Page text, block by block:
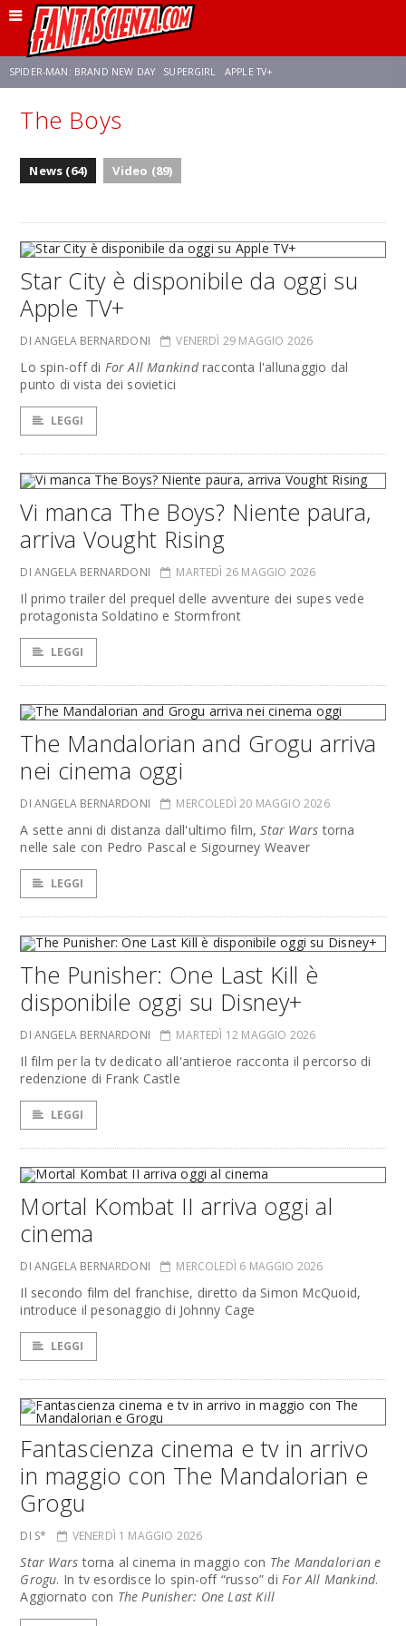
SPIDER-MAN: BRAND NEW DAY SUPERGIRL APPLE TV+
FRANCO RICCIARDIELLO
The Boys
News (64) Video (89)
Star City è disponibile da oggi su
Apple TV+
DI ANGELA BERNARDONI VENERDÌ 29 MAGGIO 2026
Lo spin-off di For All Mankindracconta l'allunaggio dal
punto di vista dei sovietici
LEGGI
Vi manca The Boys? Niente paura,
arriva Vought Rising
DI ANGELA BERNARDONI MARTEDÌ 26 MAGGIO 2026
Il primo trailer del prequel delle avventure dei supes vede
protagonista Soldatino e Stormfront
LEGGI
The Mandalorian and Grogu arriva
nei cinema oggi
DI ANGELA BERNARDONI MERCOLEDÌ 20 MAGGIO 2026
A sette anni di distanza dall'ultimo film,Star Wars torna
nelle sale con Pedro Pascal e Sigourney Weaver
LEGGI
The Punisher: One Last Kill è
disponibile oggi su Disney+
DI ANGELA BERNARDONI MARTEDÌ 12 MAGGIO 2026
Il film per la tv dedicato all'antieroe racconta il percorso di
redenzione di Frank Castle
LEGGI
Mortal Kombat II arriva oggi al
cinema
DI ANGELA BERNARDONI MERCOLEDÌ 6 MAGGIO 2026
Il secondo film del franchise, diretto da Simon McQuoid,
introduce il pesonaggio di Johnny Cage
LEGGI
Fantascienza cinema e tv in arrivo
in maggio con The Mandalorian e
Grogu
DI S* VENERDÌ 1 MAGGIO 2026
Star Wars torna al cinema in maggio con The Mandalorian e
Grogu. In tv esordisce lo spin-off “russo” diFor All Mankind.
Aggiornato con The Punisher: One Last Kill